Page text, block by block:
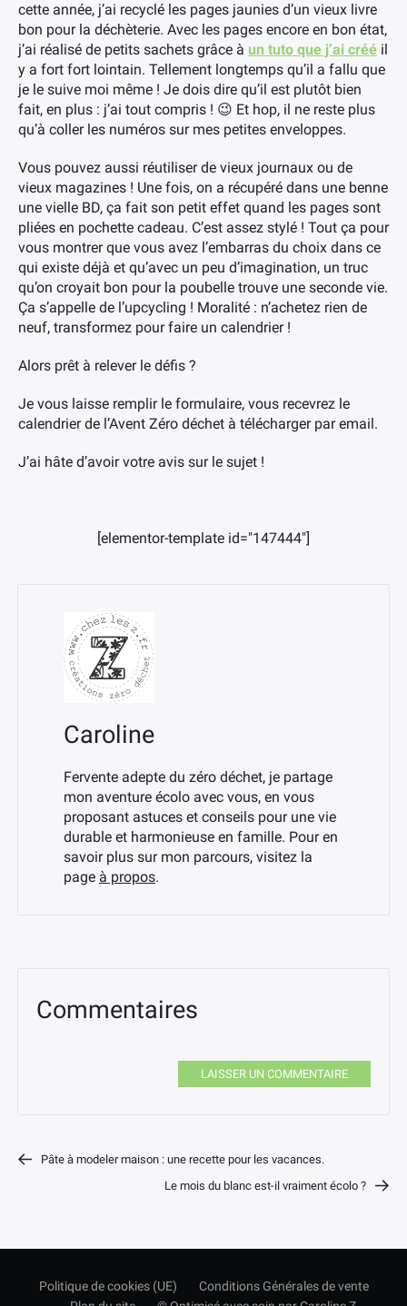
cette année, j’ai recyclé les pages jaunies d’un vieux livre
bon pour la déchèterie. Avec les pages encore en bon état,
j’ai réalisé de petits sachets grâce à un tuto que j’ai créé il
y a fort fort lointain. Tellement longtemps qu’il a fallu que
je le suive moi même ! Je dois dire qu’il est plutôt bien
fait, en plus : j’ai tout compris ! 😉 Et hop, il ne reste plus
qu’à coller les numéros sur mes petites enveloppes.
Vous pouvez aussi réutiliser de vieux journaux ou de
vieux magazines ! Une fois, on a récupéré dans une benne
une vielle BD, ça fait son petit effet quand les pages sont
pliées en pochette cadeau. C’est assez stylé ! Tout ça pour
vous montrer que vous avez l’embarras du choix dans ce
qui existe déjà et qu’avec un peu d’imagination, un truc
qu’on croyait bon pour la poubelle trouve une seconde vie.
Ça s’appelle de l’upcycling ! Moralité : n’achetez rien de
neuf, transformez pour faire un calendrier !
Alors prêt à relever le défis ?
Je vous laisse remplir le formulaire, vous recevrez le
calendrier de l’Avent Zéro déchet à télécharger par email.
J’ai hâte d’avoir votre avis sur le sujet !
[elementor-template id="147444"]
Caroline
Fervente adepte du zéro déchet, je partage
mon aventure écolo avec vous, en vous
proposant astuces et conseils pour une vie
durable et harmonieuse en famille. Pour en
savoir plus sur mon parcours, visitez la
page à propos.
Commentaires
LAISSER UN COMMENTAIRE
Pâte à modeler maison : une recette pour les vacances.
Le mois du blanc est-il vraiment écolo ?
Politique de cookies (UE)
Conditions Générales de vente